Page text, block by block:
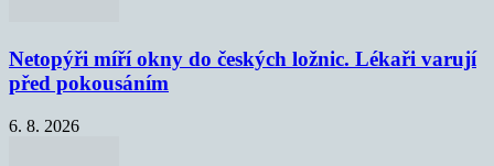
Netopýři míří okny do českých ložnic. Lékaři varují
před pokousáním
6. 8. 2026